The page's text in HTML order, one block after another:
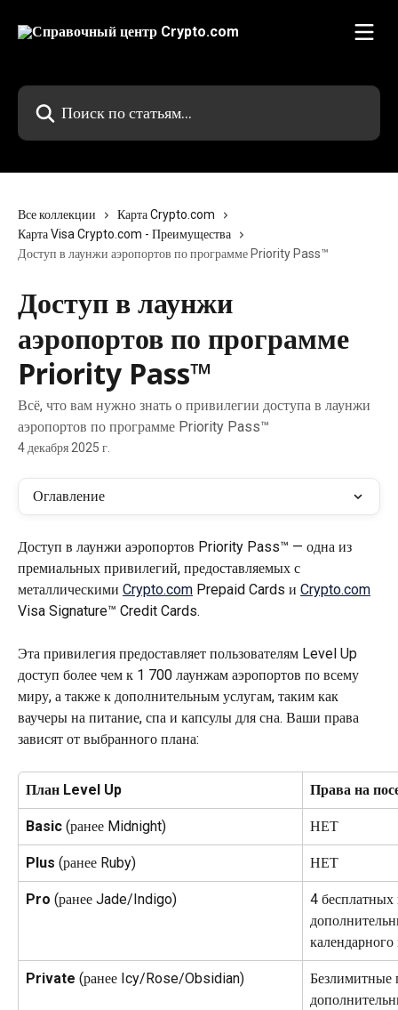
Поиск по статьям...
Все коллекции
Карта Crypto.com
Карта Visa Crypto.com - Преимущества
Доступ в лаунжи аэропортов по программе Priority Pass™
Доступ в лаунжи
аэропортов по программе
Priority Pass™
Всё, что вам нужно знать о привилегии доступа в лаунжи
аэропортов по программе Priority Pass™
4 декабря 2025 г.
Оглавление
Доступ в лаунжи аэропортов Priority Pass™ — одна из
премиальных привилегий, предоставляемых с
металлическими Crypto.com Prepaid Cards и Crypto.com
Visa Signature™ Credit Cards.
Эта привилегия предоставляет пользователям Level Up
доступ более чем к 1 700 лаунжам аэропортов по всему
миру, а также к дополнительным услугам, таким как
ваучеры на питание, спа и капсулы для сна. Ваши права
зависят от выбранного плана:
План Level Up Права на
Basic (ранее Midnight) НЕТ
Plus (ранее Ruby) НЕТ
Pro (ранее Jade/Indigo)
4
календарного
Private (ранее Icy/Rose/Obsidian)
Безлимитные